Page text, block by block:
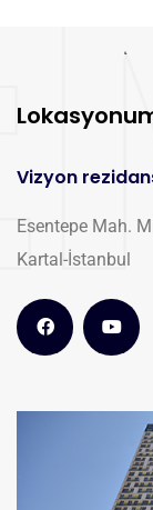
Vizyon
Esentepe Mah.
Kartal-İstanbul